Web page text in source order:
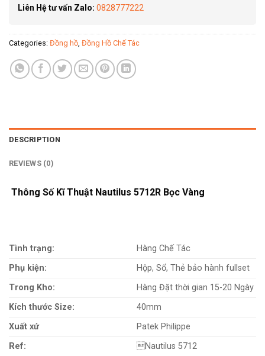
Liên Hệ tư vấn Zalo: 0828777222
Categories: Đồng hồ Đồng Hồ Chế Tác
DESCRIPTION
REVIEWS (0)
Thông Số Kĩ Thuật Nautilus 5712R Bọc Vàng
Tình trạng:
Hàng Chế Tác
Phụ kiện:
Hộp, Sổ, Thẻ bảo hành fullset
Trong Kho:
Hàng Đặt thời gian 15-20 Ngày
Kích thước Size:
40mm
Xuất xứ
Patek Philippe
Ref:
Nautilus 5712